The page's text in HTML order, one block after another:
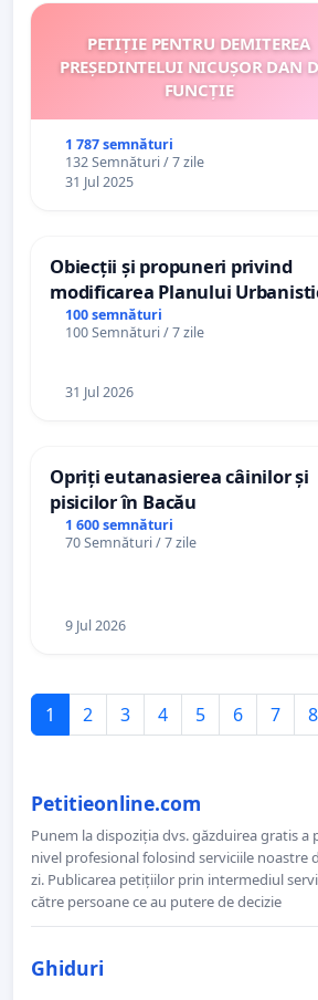
PETIȚIE PENTRU DEMITEREA
PREȘEDINTELUI NICUȘOR DAN
FUNCȚIE
1 787 semnături
132 Semnături / 7 zile
31 Jul 2025
Obiecții și propuneri privind
modificarea Planului
General al orașului Ialoveni
100 semnături
100 Semnături / 7 zile
31 Jul 2026
Opriți eutanasierea câinilor și
pisicilor în Bacău
1 600 semnături
70 Semnături / 7 zile
9 Jul 2026
1 2 3 4 5 6 7 8
Petitieonline.com
Punem la dispoziția dvs. găzduirea gratis
nivel profesional folosind serviciile noastre
zi. Publicarea petițiilor prin intermediul
către persoane ce au putere de decizie
Ghiduri